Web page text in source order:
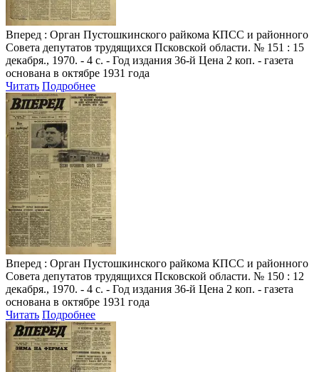
Вперед : Орган Пустошкинского райкома КПСС и районного
Совета депутатов трудящихся Псковской области. № 151 : 15
декабря., 1970. - 4 с. - Год издания 36-й Цена 2 коп. - газета
основана в октябре 1931 года
Читать Подробнее
Вперед : Орган Пустошкинского райкома КПСС и районного
Совета депутатов трудящихся Псковской области. № 150 : 12
декабря., 1970. - 4 с. - Год издания 36-й Цена 2 коп. - газета
основана в октябре 1931 года
Читать Подробнее